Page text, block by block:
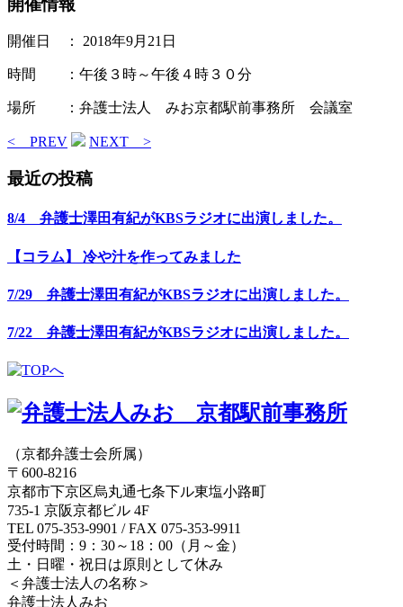
開催日 ： 2018年9月21日
時間 ：午後３時～午後４時３０分
場所 ：弁護士法人 みお京都駅前事務所 会議室
< PREV NEXT >
最近の投稿
8/4 弁護士澤田有紀がKBSラジオに出演しました。
【コラム】 冷や汁を作ってみました
7/29 弁護士澤田有紀がKBSラジオに出演しました。
7/22 弁護士澤田有紀がKBSラジオに出演しました。
（京都弁護士会所属）
〒600-8216
京都市下京区烏丸通七条下ル東塩小路町
735-1 京阪京都ビル 4F
TEL 075-353-9901 / FAX 075-353-9911
受付時間：9：30～18：00（月～金）
土・日曜・祝日は原則として休み
＜弁護士法人の名称＞
弁護士法人みお